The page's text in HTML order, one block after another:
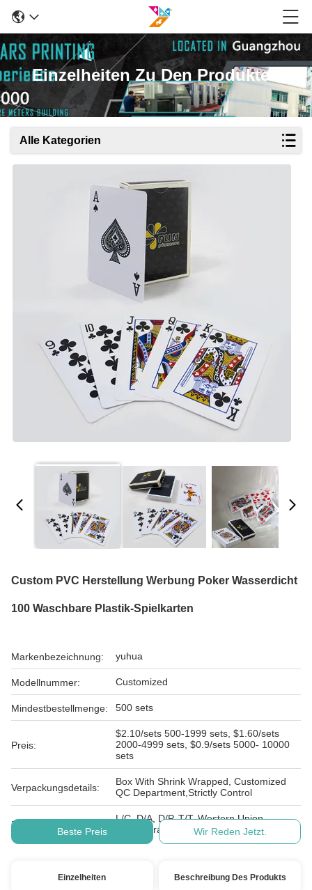
Einzelheiten Zu Den Produkten
Alle Kategorien
Custom PVC Herstellung Werbung Poker Wasserdicht
100 Waschbare Plastik-Spielkarten
Markenbezeichnung: yuhua
Modellnummer: Customized
Mindestbestellmenge: 500 sets
Preis:
$2.10/sets 500-1999 sets, $1.60/sets
2000-4999 sets, $0.9/sets 5000- 10000
sets
Verpackungsdetails:
Box With Shrink Wrapped, Customized
QC Department,Strictly Control
Zahlungsbedingungen:
L/C, D/A, D/P, T/T, Western Union,
MoneyGram
Beste Preis Wir Reden Jetzt.
Einzelheiten Beschreibung Des Produkts